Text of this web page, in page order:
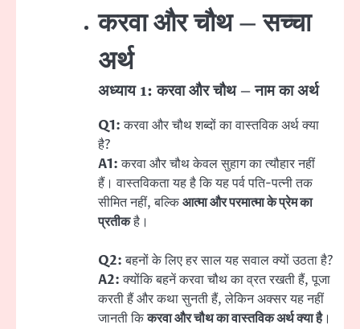
करवा और चौथ – सच्चा
अर्थ
अध्याय 1: करवा और चौथ – नाम का अर्थ
Q1:करवा और चौथ शब्दों का वास्तविक अर्थ क्या
है?
A1:करवा और चौथ केवल सुहाग का त्यौहार नहीं
हैं। वास्तविकता यह है कि यह पर्व पति-पत्नी तक
सीमित नहीं, बल्किआत्मा और परमात्मा के प्रेम का
प्रतीकहै।
Q2:बहनों के लिए हर साल यह सवाल क्यों उठता है?
A2:क्योंकि बहनें करवा चौथ का व्रत रखती हैं, पूजा
करती हैं और कथा सुनती हैं, लेकिन अक्सर यह नहीं
जानती किकरवा और चौथ का वास्तविक अर्थ क्या है।